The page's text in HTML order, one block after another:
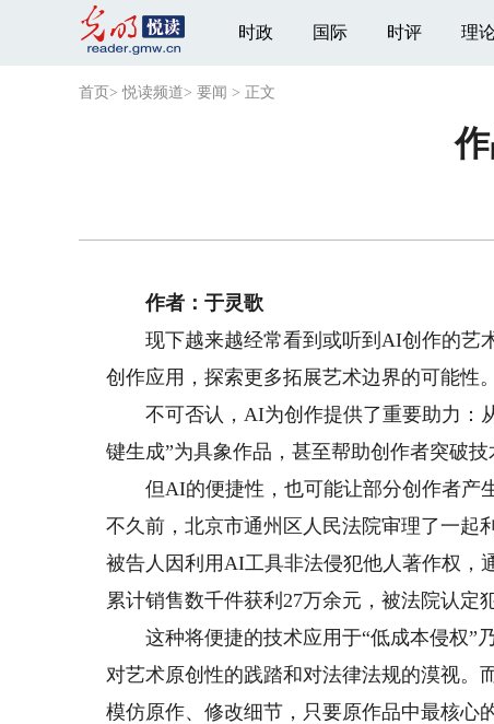
时政 国际 时评 理
首页 >悦读频道> 要闻 > 正文
作者：于灵歌
现下越来越经常看到或听到AI创作的艺
创作应用，探索更多拓展艺术边界的可能性。
不可否认，AI为创作提供了重要助力：
键生成”为具象作品，甚至帮助创作者突破技
但AI的便捷性，也可能让部分创作者产生
不久前，北京市通州区人民法院审理了一起
被告人因利用AI工具非法侵犯他人著作权，
累计销售数千件获利27万余元，被法院认定
这种将便捷的技术应用于“低成本侵权”
对艺术原创性的践踏和对法律法规的漠视。
模仿原作、修改细节，只要原作品中最核心